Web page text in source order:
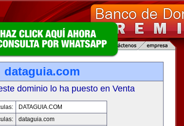
dataguia.com
dominio lo ha puesto en Venta
DATAGUIA.COM
dataguia.com